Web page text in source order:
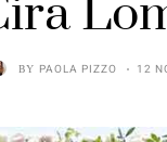
BY PAOLA PIZZO 12